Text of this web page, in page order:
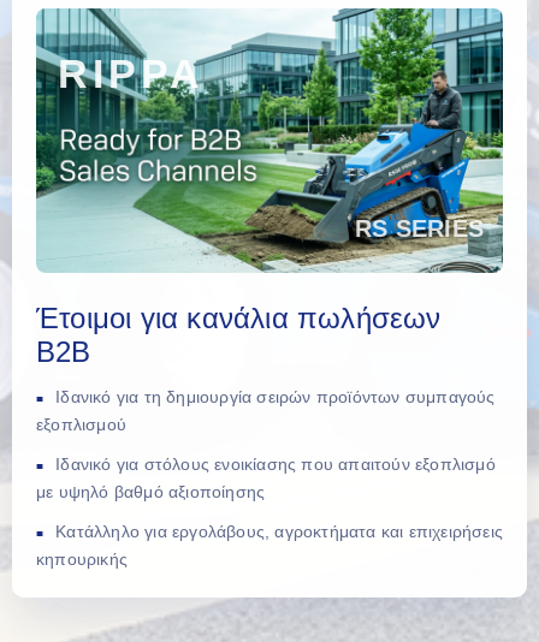
Έτοιμοι για κανάλια πωλήσεων
B2B
Ιδανικό για τη δημιουργία σειρών προϊόντων συμπαγούς
εξοπλισμού
Ιδανικό για στόλους ενοικίασης που απαιτούν εξοπλισμό
με υψηλό βαθμό αξιοποίησης
Κατάλληλο για εργολάβους, αγροκτήματα και επιχειρήσεις
κηπουρικής